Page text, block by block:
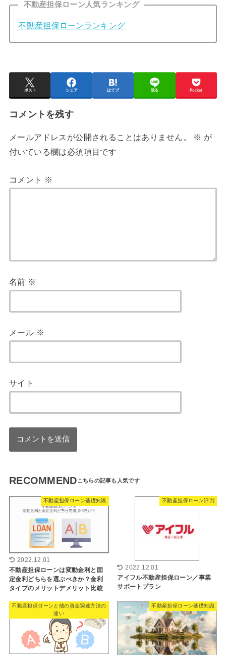
不動産担保ローン人気ランキング
不動産担保ローンランキング
ポスト シェア はてブ 送る Pocket
コメントを残す
メールアドレスが公開されることはありません。 ※ が
付いている欄は必須項目です
コメント ※
名前 ※
メール ※
サイト
RECOMMEND
不動産担保ローン基礎知識
2022.12.01
不動産担保ローンは変動金利と固
定金利どちらを選ぶべきか？金利
タイプのメリットデメリット比較
不動産担保ローン評判
2022.12.01
アイフル不動産担保ローン／事業
サポートプラン
不動産担保ローンと他の資金調達方法の
違い
不動産担保ローン基礎知識